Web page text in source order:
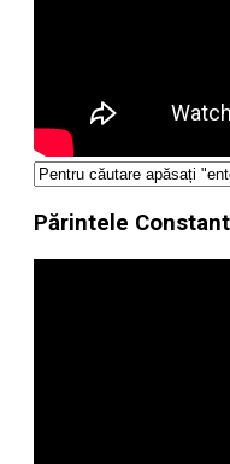
Părintele